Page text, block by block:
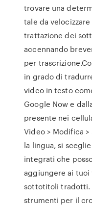
trovare una
tale da
trattazione dei
accennando
per
in grado di
video in testo
Google Now e
presente nei
Video > Modifica
la lingua, si
integrati che
aggiungere ai
sottotitoli tradotti.
strumenti per il